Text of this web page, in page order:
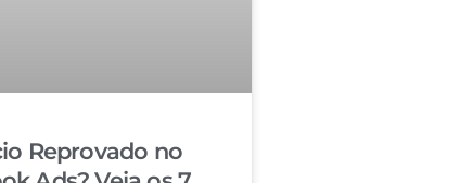
Reprovado no